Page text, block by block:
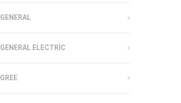
GENERAL
GENERAL ELECTRIC
GREE